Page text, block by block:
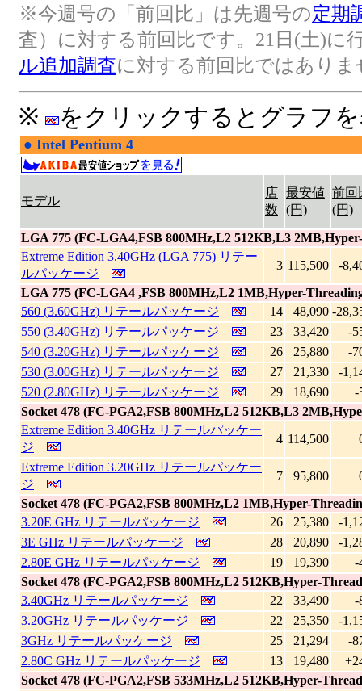
※今週号の「前回比」は先週号の定期
査）に対する前回比です。21日(土)に
ル追加調査に対する前回比ではありま
※ をクリックするとグラフ
● Intel Pentium 4
モデル
店
数
最安値
(円)
前回
(円)
LGA 775 (FC-LGA4,FSB 800MHz,L2 512KB,L3
Extreme Edition 3.40GHz (LGA 775) リテー
ルパッケージ
3 115,500
-
LGA 775 (FC-LGA4 ,FSB 800MHz,L2 1MB,Hyper-
560 (3.60GHz) リテールパッケージ
14 48,090 -
550 (3.40GHz) リテールパッケージ
23 33,420
-
540 (3.20GHz) リテールパッケージ
26 25,880
-
530 (3.00GHz) リテールパッケージ
27 21,330
-
520 (2.80GHz) リテールパッケージ
29 18,690
-
Socket 478 (FC-PGA2,FSB 800MHz,L2 512KB,L3
Extreme Edition 3.40GHz リテールパッケー
ジ
4 114,500
Extreme Edition 3.20GHz リテールパッケー
ジ
7 95,800
Socket 478 (FC-PGA2,FSB 800MHz,L2 1MB,Hyper-
3.20E GHz リテールパッケージ
26 25,380
-
3E GHz リテールパッケージ
28 20,890
-
2.80E GHz リテールパッケージ
19 19,390
-
Socket 478 (FC-PGA2,FSB 800MHz,L2 512KB,Hyper-
3.40GHz リテールパッケージ
22 33,490
-
3.20GHz リテールパッケージ
22 25,350
-
3GHz リテールパッケージ
25 21,294
-
2.80C GHz リテールパッケージ
13 19,480
Socket 478 (FC-PGA2,FSB 533MHz,L2 512KB,Hyper-